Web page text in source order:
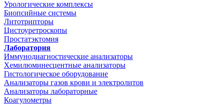
Урологические комплексы
Биопсийные системы
Литотрипторы
Цистоуретроскопы
Простатэктомия
Лаборатория
Иммунодиагностические анализаторы
Хемилюминесцентные анализаторы
Гистологическое оборудование
Анализаторы газов крови и электролитов
Анализаторы лабораторные
Коагулометры